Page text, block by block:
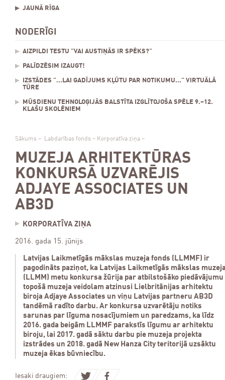
JAUNĀ RĪGA
NODERĪGI
AIZPILDI TESTU "VAI AUSTIŅĀS IR SPĒKS?"
PALĪDZĒSIM IZAUGT!
IZSTĀDES "...LAI GADĪJUMS KĻŪTU PAR NOTIKUMU..." VIRTUĀLĀ
TŪRE
MŪSDIENU TEHNOLOĢIJĀS BALSTĪTA IZGLĪTOJOŠA SPĒLE 9.–12.
KLAŠU SKOLĒNIEM
Sākums – Labdarības fonds – Korporatīva ziņa –
MUZEJA ARHITEKTŪRAS
KONKURSĀ UZVARĒJIS
ADJAYE ASSOCIATES UN
AB3D
KORPORATĪVA ZIŅA
2016. gada 15. jūnijs
Latvijas Laikmetīgās mākslas muzeja fonds (LLMMF) ir
pagodināts paziņot, ka Latvijas Laikmetīgās mākslas
(LLMM) metu konkursa žūrija par atbilstošāko piedāvājumu
topošā muzeja veidolam atzinusi Lielbritānijas arhitektu
biroja Adjaye Associates un viņu Latvijas partneru AB3D
tandēmā radīto darbu. Ar konkursa uzvarētāju notiks
sarunas par līguma nosacījumiem un paredzams, ka līdz
2016. gada beigām LLMMF parakstīs līgumu ar arhitektu
biroju, lai 2017. gadā sāktu darbu pie muzeja projekta
izstrādes un 2018. gadā New Hanza City teritorijā uzsāktu
muzeja ēkas būvniecību.
Iesaki draugiem: